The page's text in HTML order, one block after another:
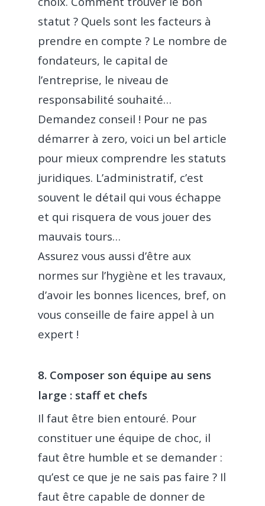
statut ? Quels sont les facteurs à
prendre en compte ? Le nombre de
fondateurs, le capital de
l’entreprise, le niveau de
responsabilité souhaité…
Demandez conseil ! Pour ne pas
démarrer à zero, voici un bel article
pour mieux comprendre les statuts
juridiques. L’administratif, c’est
souvent le détail qui vous échappe
et qui risquera de vous jouer des
mauvais tours…
Assurez vous aussi d’être aux
normes sur l’hygiène et les travaux,
d’avoir les bonnes licences, bref, on
vous conseille de faire appel à un
expert !
8. Composer son équipe au sens
large : staff et chefs
Il faut être bien entouré. Pour
constituer une équipe de choc, il
faut être humble et se demander :
qu’est ce que je ne sais pas faire ? Il
faut être capable de donner de
Partenaires
Commande en
Flipdish
Clients
Restaurant
Food Truck
Café
Bar
Dark kitchen
Franchise
Assistance
Ressources
Blog
Guides & Livres Blanc
COVID-19
Carrière
Mon menu en
Code
CONTACTEZ-